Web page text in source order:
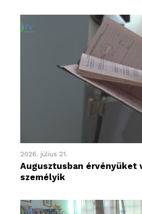
2026. július 21.
Augusztusban érvényüket
személyik